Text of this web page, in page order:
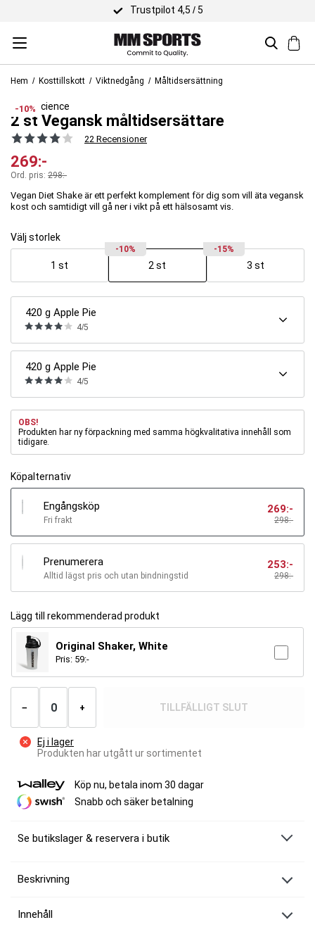
Trustpilot 4,5 / 5
Hem Kosttillskott Viktnedgång Måltidsersättning
-10%
Body Science
2 st Vegansk måltidsersättare
22 Recensioner
269:-
Ord. pris: 298:-
Vegan Diet Shake är ett perfekt komplement för dig som vill äta vegansk
kost och samtidigt vill gå ner i vikt på ett hälsosamt vis.
Välj storlek
1 st
-10%
2 st
-15%
3 st
420 g Apple Pie
4/5
420 g Apple Pie
4/5
OBS!
Produkten har ny förpackning med samma högkvalitativa innehåll som
tidigare.
Köpalternativ
Engångsköp
Fri frakt 298:-
269:-
Prenumerera
Alltid lägst pris och utan bindningstid 298:-
253:-
Lägg till rekommenderad produkt
Original Shaker, White
Pris: 59:-
−
Antal
+ TILLFÄLLIGT SLUT
Ej i lager
Produkten har utgått ur sortimentet
Köp nu, betala inom 30 dagar
Snabb och säker betalning
Se butikslager & reservera i butik
Beskrivning
Äntligen finns vår otroligt populära viktminskningsprodukt Diet Shake
Innehåll